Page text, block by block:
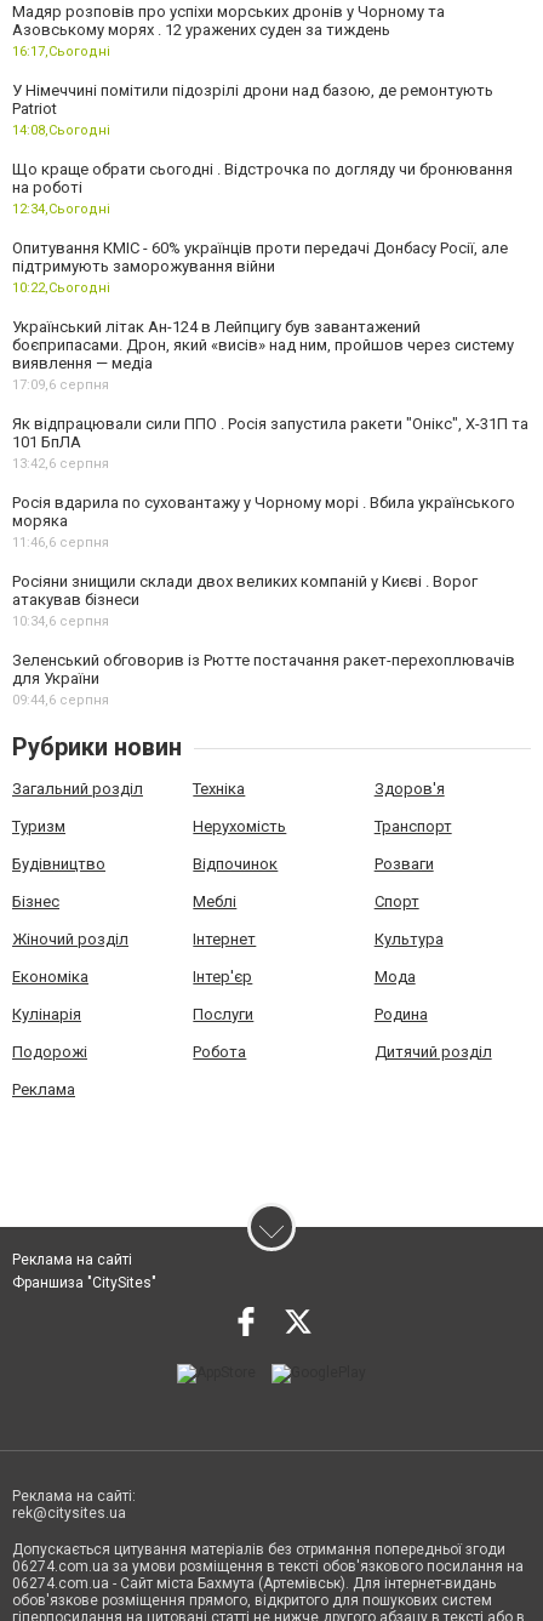
Мадяр розповів про успіхи морських дронів у Чорному та
Азовському морях . 12 уражених суден за тиждень
16:17,Сьогодні
У Німеччині помітили підозрілі дрони над базою, де ремонтують
Patriot
14:08,Сьогодні
Що краще обрати сьогодні . Відстрочка по догляду чи бронювання
на роботі
12:34,Сьогодні
Опитування КМІС - 60% українців проти передачі Донбасу Росії, але
підтримують заморожування війни
10:22,Сьогодні
Український літак Ан-124 в Лейпцигу був завантажений
боєприпасами. Дрон, який «висів» над ним, пройшов через систему
виявлення — медіа
17:09,6 серпня
Як відпрацювали сили ППО . Росія запустила ракети "Онікс", Х-31П та
101 БпЛА
13:42,6 серпня
Росія вдарила по суховантажу у Чорному морі . Вбила українського
моряка
11:46,6 серпня
Росіяни знищили склади двох великих компаній у Києві . Ворог
атакував бізнеси
10:34,6 серпня
Зеленський обговорив із Рютте постачання ракет-перехоплювачів
для України
09:44,6 серпня
Рубрики новин
Загальний розділ Техніка Здоров'я
Туризм Нерухомість Транспорт
Будівництво Відпочинок Розваги
Бізнес Меблі Спорт
Жіночий розділ Інтернет Культура
Економіка Інтер'єр Мода
Кулінарія Послуги Родина
Подорожі Робота Дитячий розділ
Реклама
Реклама на сайті
Франшиза "CitySites"
Реклама на сайті:
rek@citysites.ua
Допускається цитування матеріалів без отримання попередньої згоди
06274.com.ua за умови розміщення в тексті обов'язкового посилання на
06274.com.ua - Сайт міста Бахмута (Артемівськ). Для інтернет-видань
обов'язкове розміщення прямого, відкритого для пошукових систем
гіперпосилання на цитовані статті не нижче другого абзацу в тексті або в